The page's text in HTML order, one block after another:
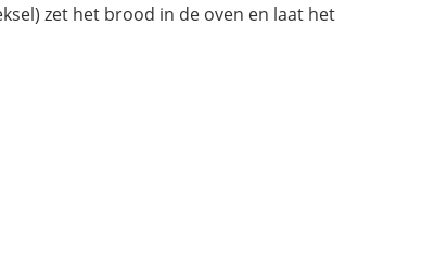
zet het brood in de oven en laat het